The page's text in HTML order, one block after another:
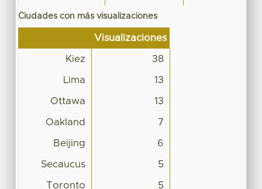
Ciudades con más visualizaciones
Visualizaciones
Kiez 38
Lima 13
Ottawa 13
Oakland 7
Beijing 6
Secaucus 5
Toronto 5